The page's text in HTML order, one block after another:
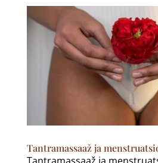
Tantramassaaž ja